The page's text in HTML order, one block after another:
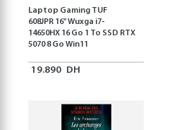
Laptop Gaming TUF
608JPR 16'' Wuxga i7-
14650HX 16 Go 1 To SSD RTX
5070 8 Go Win11
19.890 DH